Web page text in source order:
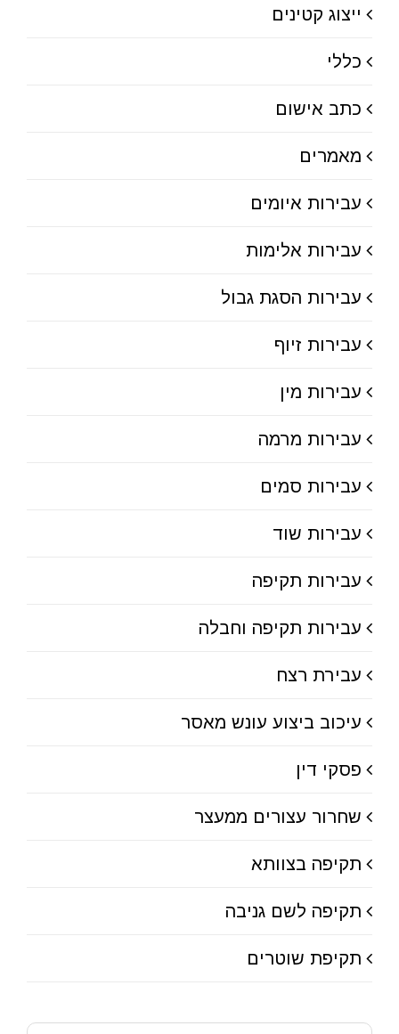
ייצוג קטינים
כללי
כתב אישום
מאמרים
עבירות איומים
עבירות אלימות
עבירות הסגת גבול
עבירות זיוף
עבירות מין
עבירות מרמה
עבירות סמים
עבירות שוד
עבירות תקיפה
עבירות תקיפה וחבלה
עבירת רצח
עיכוב ביצוע עונש מאסר
פסקי דין
שחרור עצורים ממעצר
תקיפה בצוותא
תקיפה לשם גניבה
תקיפת שוטרים